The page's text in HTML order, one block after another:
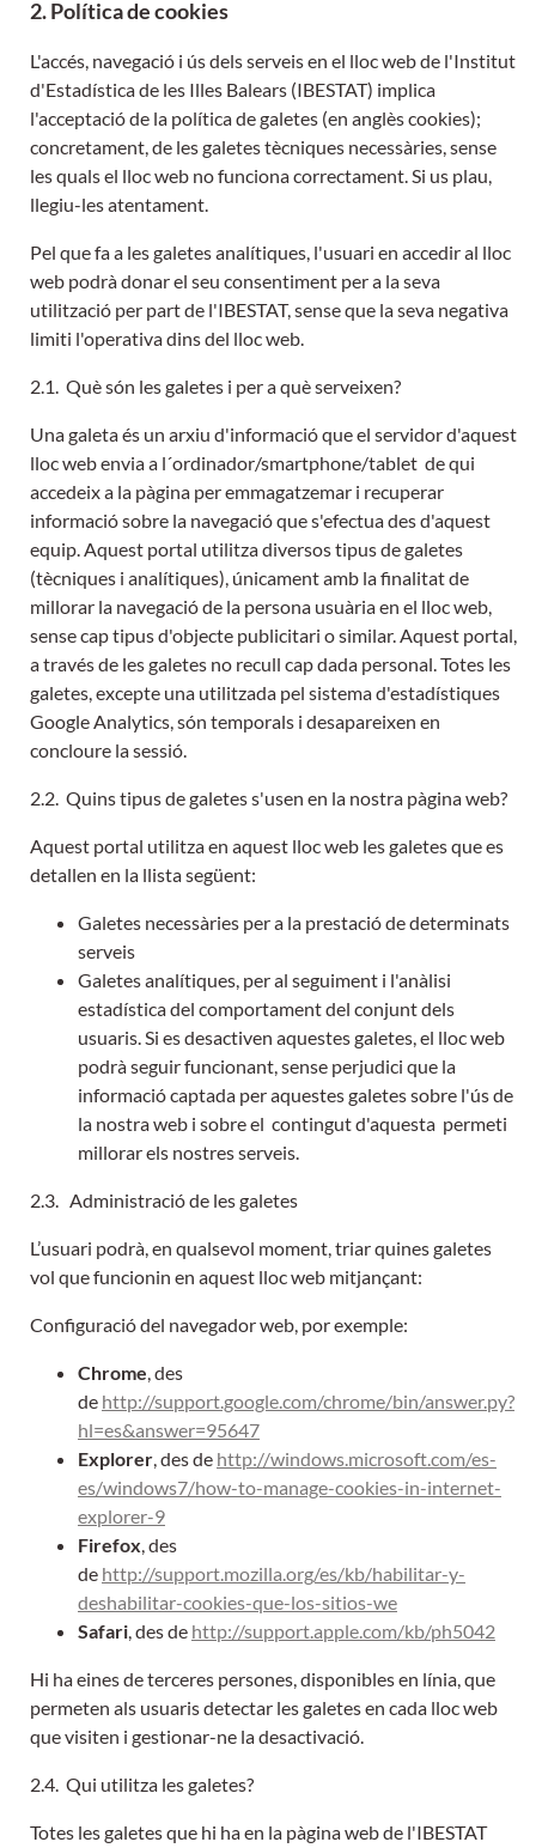
2. Política de cookies
L'accés, navegació i ús dels serveis en el lloc web de l'Institut
d'Estadística de les Illes Balears (IBESTAT) implica
l'acceptació de la política de galetes (en anglès cookies);
concretament, de les galetes tècniques necessàries, sense
les quals el lloc web no funciona correctament. Si us plau,
llegiu-les atentament.
Pel que fa a les galetes analítiques, l'usuari en accedir al lloc
web podrà donar el seu consentiment per a la seva
utilització per part de l'IBESTAT, sense que la seva negativa
limiti l'operativa dins del lloc web.
2.1. Què són les galetes i per a què serveixen?
Una galeta és un arxiu d'informació que el servidor d'aquest
lloc web envia a l´ordinador/smartphone/tablet de qui
accedeix a la pàgina per emmagatzemar i recuperar
informació sobre la navegació que s'efectua des d'aquest
equip. Aquest portal utilitza diversos tipus de galetes
(tècniques i analítiques), únicament amb la finalitat de
millorar la navegació de la persona usuària en el lloc web,
sense cap tipus d'objecte publicitari o similar. Aquest portal,
a través de les galetes no recull cap dada personal. Totes les
galetes, excepte una utilitzada pel sistema d'estadístiques
Google Analytics, són temporals i desapareixen en
concloure la sessió.
2.2. Quins tipus de galetes s'usen en la nostra pàgina web?
Aquest portal utilitza en aquest lloc web les galetes que es
detallen en la llista següent:
Galetes necessàries per a la prestació de determinats
serveis
Galetes analítiques, per al seguiment i l'anàlisi
estadística del comportament del conjunt dels
usuaris. Si es desactiven aquestes galetes, el lloc web
podrà seguir funcionant, sense perjudici que la
informació captada per aquestes galetes sobre l'ús de
la nostra web i sobre el contingut d'aquesta permeti
millorar els nostres serveis.
2.3. Administració de les galetes
L’usuari podrà, en qualsevol moment, triar quines galetes
vol que funcionin en aquest lloc web mitjançant:
Configuració del navegador web, por exemple:
Chrome, des
de http://support.google.com/chrome/bin/answer.py?
hl=es&answer=95647
Explorer, des de http://windows.microsoft.com/es-
es/windows7/how-to-manage-cookies-in-internet-
explorer-9
Firefox, des
de http://support.mozilla.org/es/kb/habilitar-y-
deshabilitar-cookies-que-los-sitios-we
Safari, des de http://support.apple.com/kb/ph5042
Hi ha eines de terceres persones, disponibles en línia, que
permeten als usuaris detectar les galetes en cada lloc web
que visiten i gestionar-ne la desactivació.
2.4. Qui utilitza les galetes?
Totes les galetes que hi ha en la pàgina web de l'IBESTAT